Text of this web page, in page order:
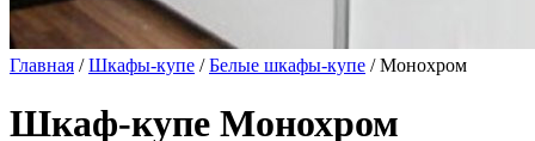
Главная /Шкафы-купе /Белые шкафы-купе / Монохром
Шкаф-купе Монохром